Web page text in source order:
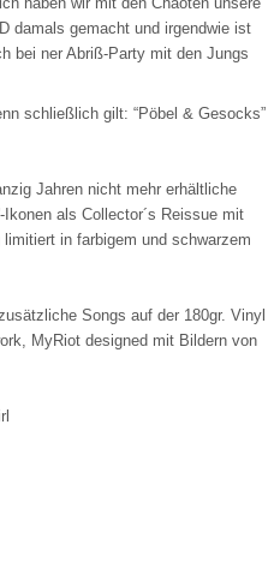
damals gemacht und irgendwie ist
bei ner Abriß-Party mit den Jungs
schließlich gilt: “Pöbel & Gesocks”
Jahren nicht mehr erhältliche
Ikonen als Collector´s Reissue mit
in farbigem und schwarzem
Songs auf der 180gr. Vinyl
MyRiot designed mit Bildern von